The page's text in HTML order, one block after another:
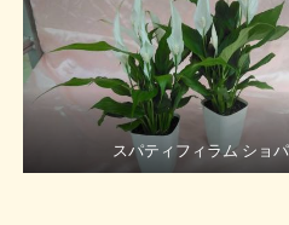
スパティフィラム ショ